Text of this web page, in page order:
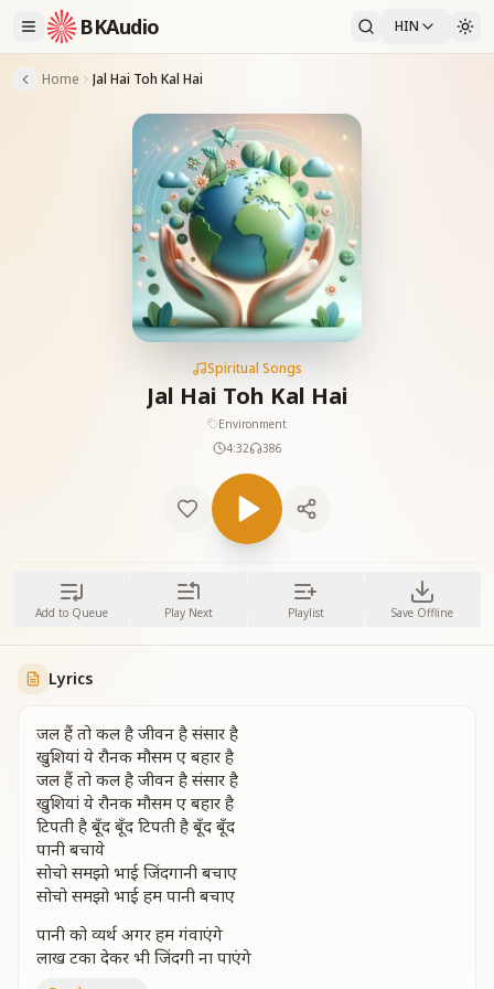
BKAudio HIN
Home Jal Hai Toh Kal Hai
Spiritual Songs
Jal Hai Toh Kal Hai
Environment
4:32
386
Add to Queue Play Next Playlist Save Offline
Lyrics
जल हैं तो कल है जीवन है संसार है
खुशियां ये रौनक मौसम ए बहार है
जल हैं तो कल है जीवन है संसार है
खुशियां ये रौनक मौसम ए बहार है
टिपती है बूँद बूँद टिपती है बूँद बूँद
पानी बचाये
सोचो समझो भाई जिंदगानी बचाए
सोचो समझो भाई हम पानी बचाए
पानी को व्यर्थ अगर हम गंवाएंगे
लाख टका देकर भी जिंदगी ना पाएंगे